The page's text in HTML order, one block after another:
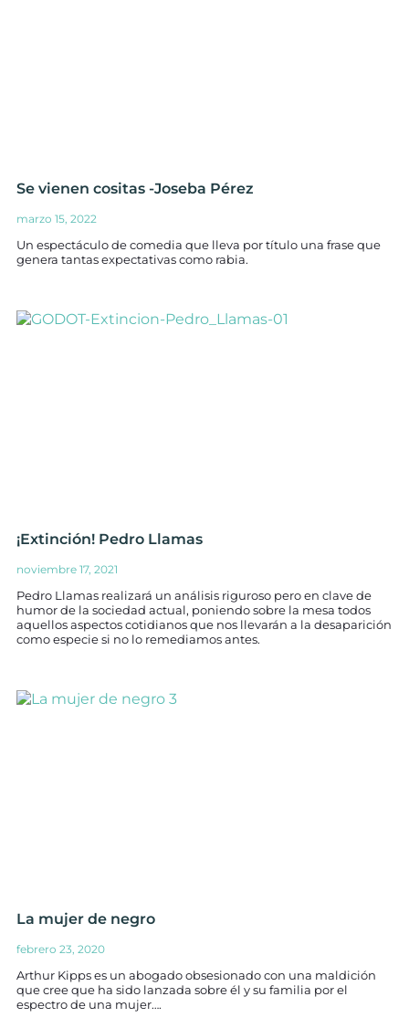
Se vienen cositas -Joseba Pérez
marzo 15, 2022
Un espectáculo de comedia que lleva por título una frase que
genera tantas expectativas como rabia.
¡Extinción! Pedro Llamas
noviembre 17, 2021
Pedro Llamas realizará un análisis riguroso pero en clave de
humor de la sociedad actual, poniendo sobre la mesa todos
aquellos aspectos cotidianos que nos llevarán a la desaparición
como especie si no lo remediamos antes.
La mujer de negro
febrero 23, 2020
Arthur Kipps es un abogado obsesionado con una maldición
que cree que ha sido lanzada sobre él y su familia por el
espectro de una mujer….